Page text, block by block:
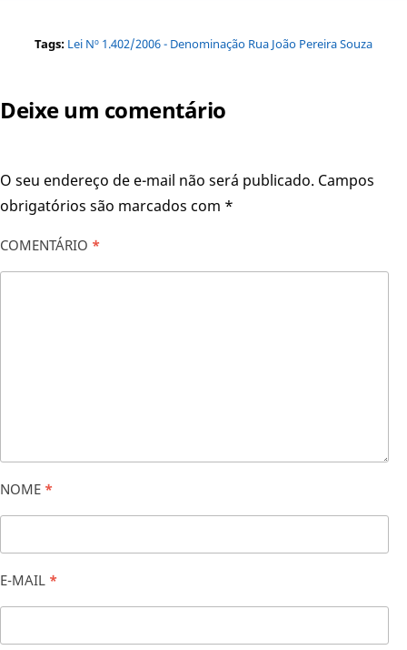
Tags: Lei Nº 1.402/2006 - Denominação Rua João Pereira Souza
Deixe um comentário
O seu endereço de e-mail não será publicado. Campos
obrigatórios são marcados com *
COMENTÁRIO *
NOME *
E-MAIL *